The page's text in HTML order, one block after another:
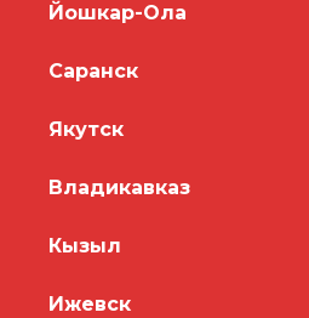
Йошкар-Ола
Саранск
Якутск
Владикавказ
Кызыл
Ижевск